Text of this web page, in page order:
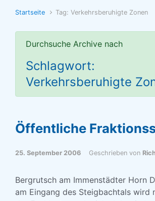
Startseite Tag: Verkehrsberuhigte Zonen
Durchsuche Archive nach
Schlagwort:
Verkehrsberuhigte
Öffentliche
25. September 2006 Geschrieben von
Bergrutsch am Immenstädter Horn
am Eingang des Steigbachtals wird